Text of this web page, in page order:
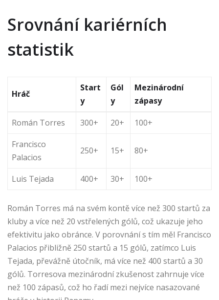
Srovnání kariérních
statistik
Hráč
Start
y
Gól
y
Mezinárodní
zápasy
Román Torres 300+ 20+
100+
Francisco
Palacios
250+ 15+ 80+
Luis Tejada 400+ 30+ 100+
Román Torres má na svém kontě více než 300 startů za
kluby a více než 20 vstřelených gólů, což ukazuje jeho
efektivitu jako obránce. V porovnání s tím měl Francisco
Palacios přibližně 250 startů a 15 gólů, zatímco Luis
Tejada, převážně útočník, má více než 400 startů a 30
gólů. Torresova mezinárodní zkušenost zahrnuje více
než 100 zápasů, což ho řadí mezi nejvíce nasazované